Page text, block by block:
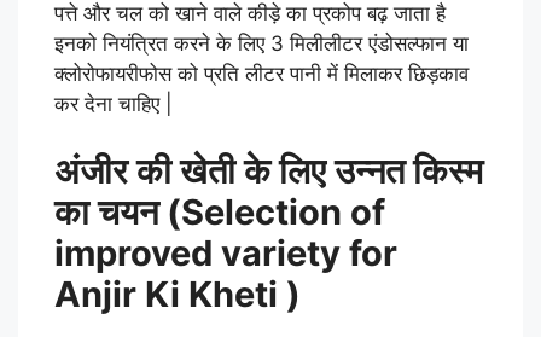
पत्ते और चल को खाने वाले कीड़े का प्रकोप बढ़ जाता है
इनको नियंत्रित करने के लिए 3 मिलीलीटर एंडोसल्फान या
क्लोरोफायरीफोस को प्रति लीटर पानी में मिलाकर छिड़काव
कर देना चाहिए |
अंजीर की खेती के लिए उन्नत किस्म
का चयन (Selection of
improved variety for
Anjir Ki Kheti )